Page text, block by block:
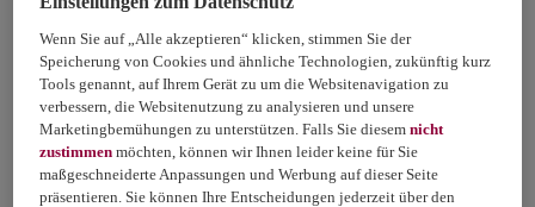
Wenn Sie auf „Alle akzeptieren“ klicken, stimmen Sie der
Speicherung von Cookies und ähnliche Technologien, zukünftig kurz
Tools genannt, auf Ihrem Gerät zu um die Websitenavigation zu
verbessern, die Websitenutzung zu analysieren und unsere
Marketingbemühungen zu unterstützen. Falls Sie diesemnicht
zustimmen möchten, können wir Ihnen leider keine für Sie
maßgeschneiderte Anpassungen und Werbung auf dieser Seite
präsentieren. Sie können Ihre Entscheidungen jederzeit über den